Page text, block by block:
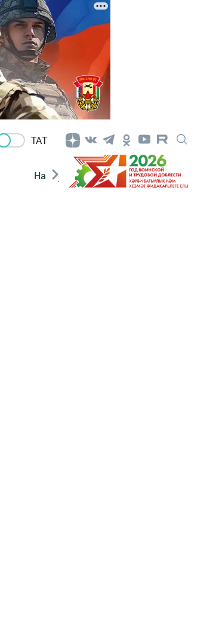
ТАТ
Нацпроекты Поколение будущего